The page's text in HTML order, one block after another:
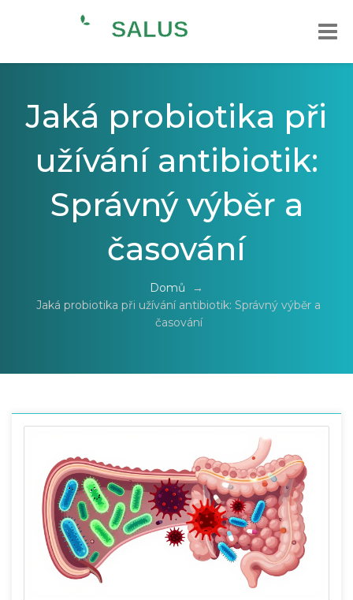
Jaká probiotika při
užívání antibiotik:
Správný výběr a
časování
Domů
→
Jaká probiotika při užívání antibiotik: Správný výběr a
časování